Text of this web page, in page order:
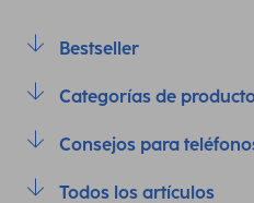
Bestseller
Categorías de
Consejos para
Todos los artículos